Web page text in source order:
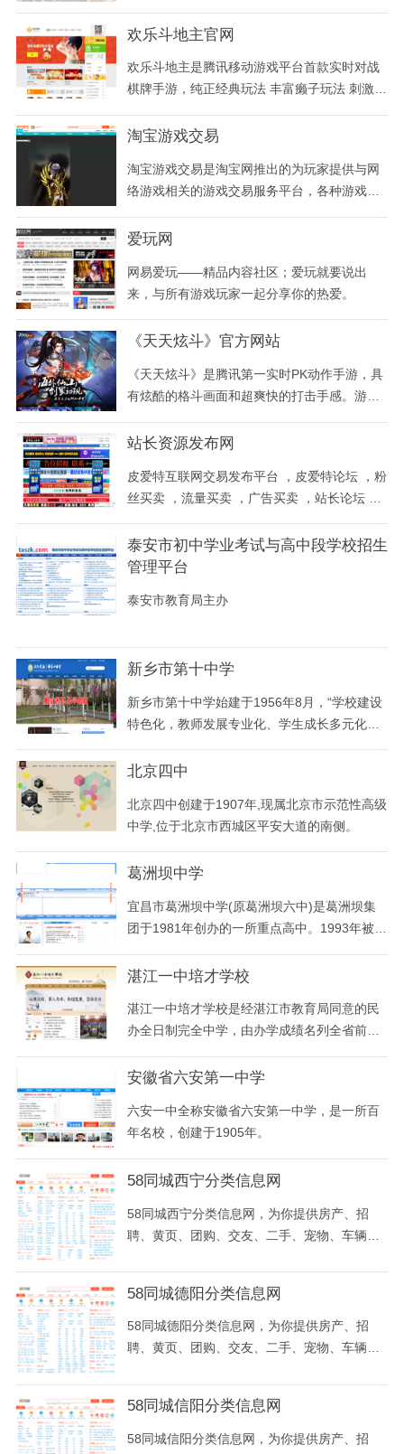
的四种职业、持续更新的pve任务、独具匠心的
pvp模式及丰富的diy枪械改造系统，为玩家打
造真实的战争场景。并结合aaa级包装质量的ai
欢乐斗地主官网
欢乐斗地主是腾讯移动游戏平台首款实时对战
棋牌手游，纯正经典玩法 丰富癞子玩法 刺激挑
戏玩家同桌竞技，还可以和好友拼倍数、拼财
淘宝游戏交易
淘宝游戏交易是淘宝网推出的为玩家提供与网
络游戏相关的游戏交易服务平台，各种游戏
游戏交易中心里应有尽有，安全快速的交易服
以支付宝为担保形式进行。
爱玩网
网易爱玩——精品内容社区；爱玩就要说出
来，与所有游戏玩家一起分享你的热爱。
《天天炫斗》官方网站
《天天炫斗》是腾讯第一实时PK动作手游，具
有炫酷的格斗画面和超爽快的打击手感。游戏
屏大招，给人带来动作游戏巅峰体验。游戏中
多种好友互动玩法，还可变身成为BOSS、机
甲击溃敌人。新版本将更新角色觉醒系统，焕
然一新的主角
站长资源发布网
皮爱特互联网交易发布平台 ，皮爱特论坛 ，粉
丝买卖 ，流量买卖 ，广告买卖 ，站长论坛 ，
广告论坛 ，网络推广 ，推广论坛 ，皮爱特网
络推广网
泰安市初中学业考试与高中段学校招生
管理平台
泰安市教育局主办
新乡市第十中学
新乡市第十中学始建于1956年8月，“学校建设
特色化，教师发展专业化、学生成长多元化，
牌，并在走进新课程中放射出无限的魅力。目
在职教职工有226人，其中特级教师7人，高级
教师89人，一级教师72人，研究生学历12名，
学历达标率
北京四中
北京四中创建于1907年,现属北京市示范性高级
中学,位于北京市西城区平安大道的南侧。
葛洲坝中学
宜昌市葛洲坝中学(原葛洲坝六中)是葛洲坝集
团于1981年创办的一所重点高中。1993年被湖
被湖北省人民政府教育督导室、省教育厅命名
育局管理，更名为宜昌市第二十中学。2010年
3月，市委编办同意学校增挂“宜昌市葛洲坝中
学”校牌
湛江一中培才学校
湛江一中培才学校是经湛江市教育局同意的民
办全日制完全中学，由办学成绩名列全省前茅
一级中学。 湛江一中培才学校秉承湛江一中“以
学高效的管理模式，并结合实际，开拓创新。
学校校服与湛江一中本部校服相同，体现了一
中人的
安徽省六安第一中学
六安一中全称安徽省六安第一中学，是一所百
年名校，创建于1905年。
58同城西宁分类信息网
58同城西宁分类信息网，为你提供房产、招
聘、黄页、团购、交友、二手、宠物、车辆、
息网。
58同城德阳分类信息网
58同城德阳分类信息网，为你提供房产、招
聘、黄页、团购、交友、二手、宠物、车辆、
息网。
58同城信阳分类信息网
58同城信阳分类信息网，为你提供房产、招